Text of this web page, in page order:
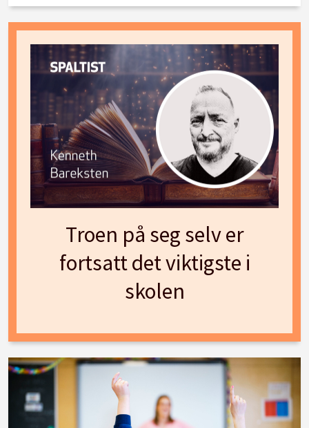
Troen på seg selv er
fortsatt det viktigste i
skolen